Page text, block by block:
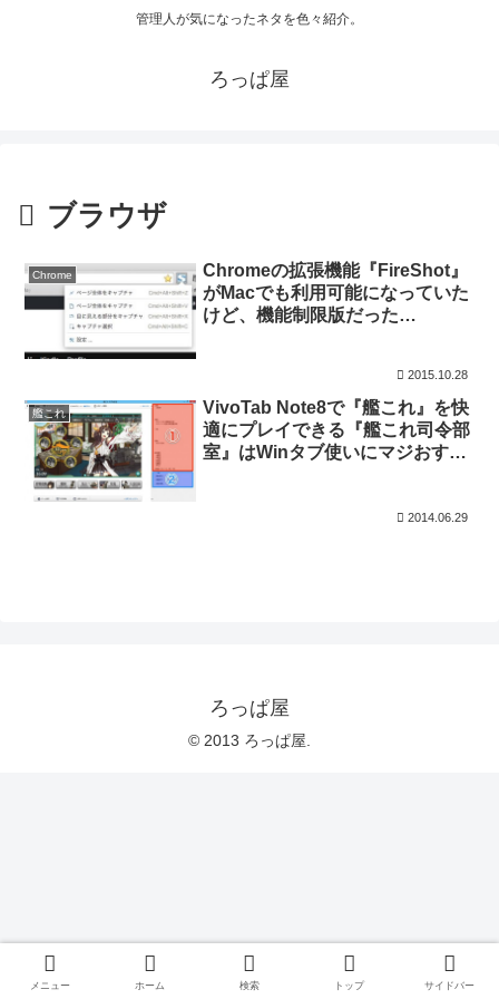
管理人が気になったネタを色々紹介。
ろっぱ屋
ブラウザ
Chrome
Chromeの拡張機能『FireShot』
がMacでも利用可能になっていた
けど、機能制限版だった…
2015.10.28
艦これ
VivoTab Note8で『艦これ』を快
適にプレイできる『艦これ司令部
室』はWinタブ使いにマジおすす
2014.06.29
ろっぱ屋
© 2013 ろっぱ屋.
メニュー ホーム 検索 トップ サイドバー